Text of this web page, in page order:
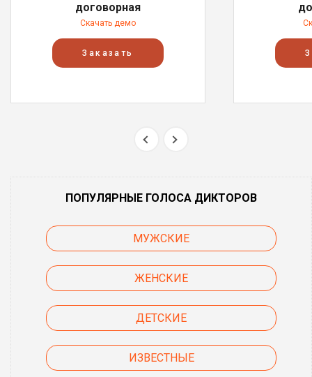
договорная
Скачать демо
Заказать
ПОПУЛЯРНЫЕ ГОЛОСА ДИКТОРОВ
МУЖСКИЕ
ЖЕНСКИЕ
ДЕТСКИЕ
ИЗВЕСТНЫЕ